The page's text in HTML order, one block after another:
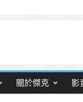
關於傑克 影